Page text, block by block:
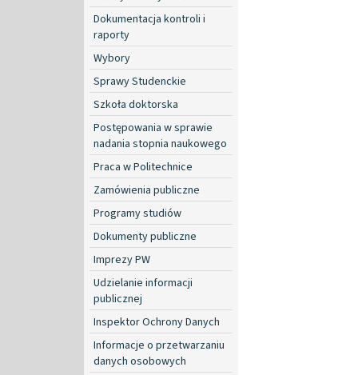
Dokumentacja kontroli i
raporty
Wybory
Sprawy Studenckie
Szkoła doktorska
Postępowania w sprawie
nadania stopnia naukowego
Praca w Politechnice
Zamówienia publiczne
Programy studiów
Dokumenty publiczne
Imprezy PW
Udzielanie informacji
publicznej
Inspektor Ochrony Danych
Informacje o przetwarzaniu
danych osobowych